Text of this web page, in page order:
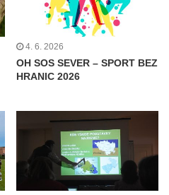
4. 6. 2026
OH SOS SEVER – SPORT BEZ
HRANIC 2026